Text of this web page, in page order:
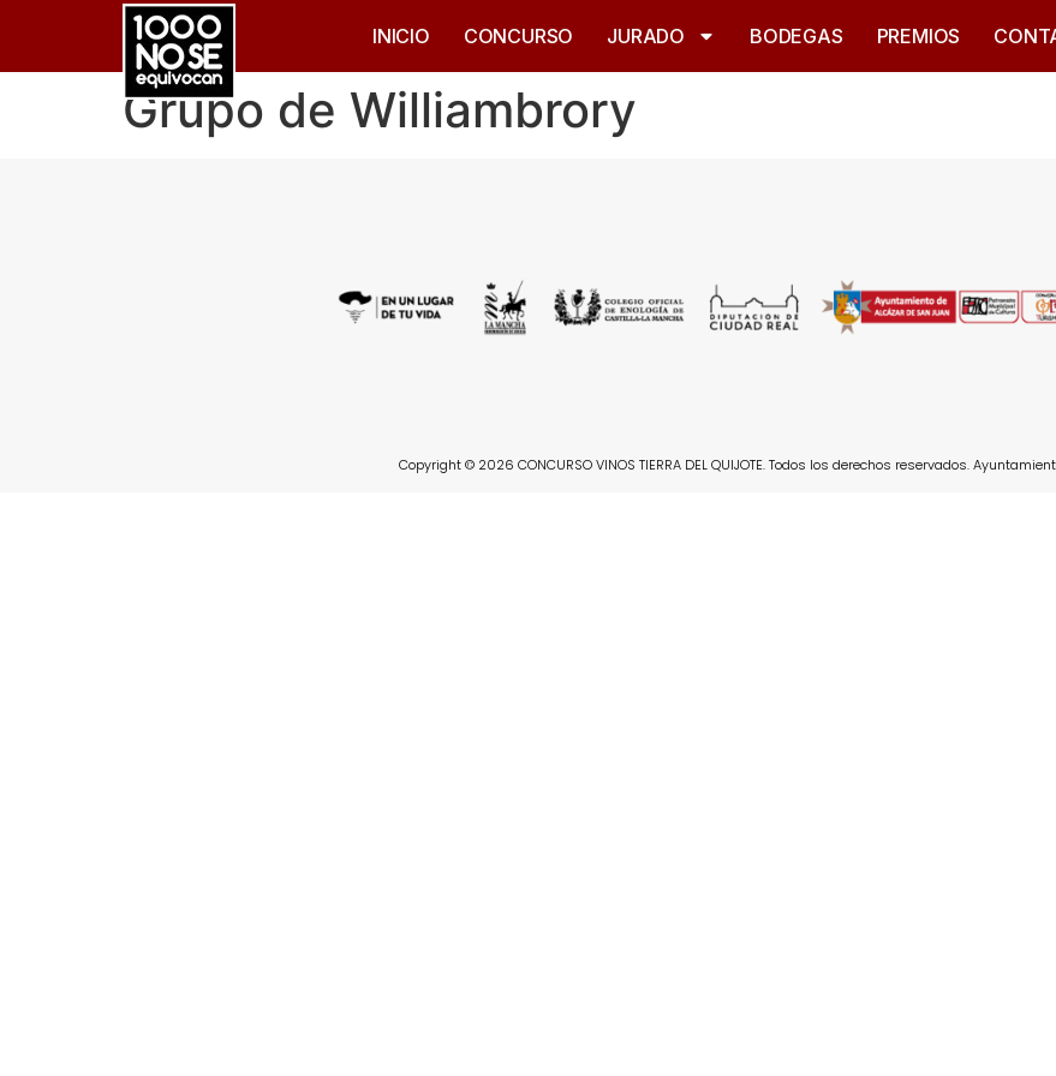
INICIO CONCURSO JURADO BODEGAS PREMIOS
Grupo de Williambrory
Copyright © 2026 CONCURSO VINOS TIERRA DEL QUIJOTE. Todos los derechos reservados.